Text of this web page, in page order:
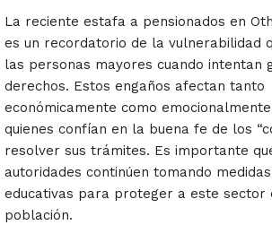
La reciente estafa a pensionados en
es un recordatorio de la vulnerabilidad
las personas mayores cuando intentan
derechos. Estos engaños afectan tanto
económicamente como
quienes confían en la buena fe de los
resolver sus trámites. Es importante
autoridades continúen tomando
educativas para proteger a este sector
población.